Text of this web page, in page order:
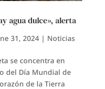
agua dulce», alerta
31, 2024| Noticias
se concentra en
del Día Mundial de
de la Tierra